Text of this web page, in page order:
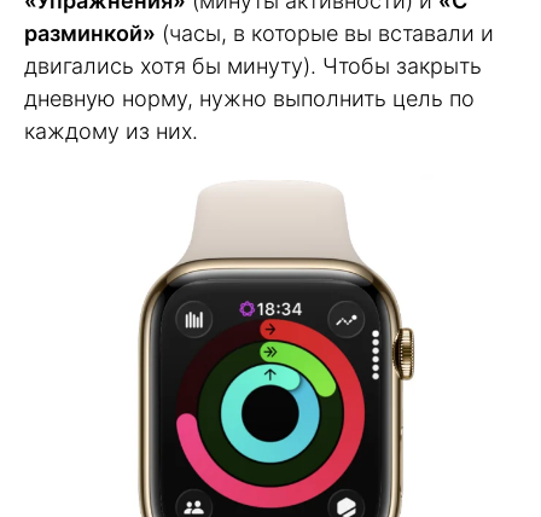
разминкой» (часы, в которые вы вставали и
двигались хотя бы минуту). Чтобы закрыть
дневную норму, нужно выполнить цель по
каждому из них.